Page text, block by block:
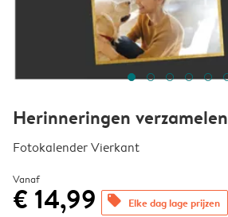
Herinneringen verzamelen
Fotokalender Vierkant
Vanaf
€ 14,99 offers Elke dag lage prijzen